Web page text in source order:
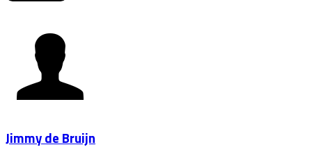
Jimmy de Bruijn